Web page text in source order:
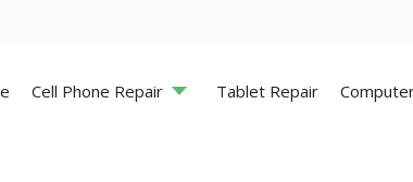
Cell Phone Repair Tablet Repair